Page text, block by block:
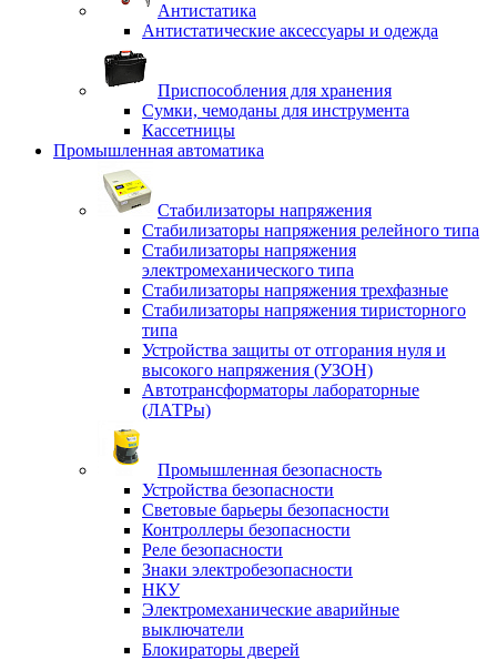
Антистатика
Антистатические аксессуары и одежда
Приспособления для хранения
Сумки, чемоданы для инструмента
Кассетницы
Промышленная автоматика
Стабилизаторы напряжения
Стабилизаторы напряжения релейного типа
Стабилизаторы напряжения
электромеханического типа
Стабилизаторы напряжения трехфазные
Стабилизаторы напряжения тиристорного
типа
Устройства защиты от отгорания нуля и
высокого напряжения (УЗОН)
Автотрансформаторы лабораторные
(ЛАТРы)
Промышленная безопасность
Устройства безопасности
Световые барьеры безопасности
Контроллеры безопасности
Реле безопасности
Знаки электробезопасности
НКУ
Электромеханические аварийные
выключатели
Блокираторы дверей